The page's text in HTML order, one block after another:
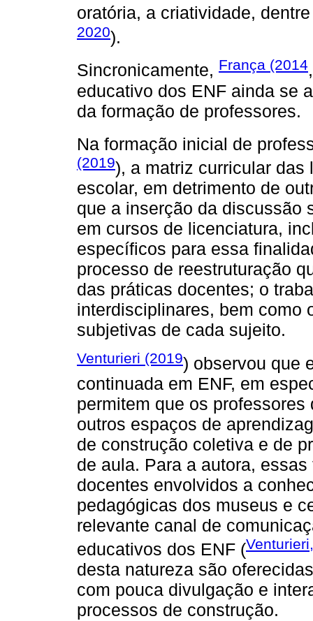
oratória, a criatividade,
2020).
Sincronicamente, França (2014
educativo dos ENF ainda se
da formação de professores.
Na formação inicial de
(2019), a matriz curricular
escolar, em detrimento de
que a inserção da discussão
em cursos de licenciatura,
específicos para essa
processo de reestruturação
das práticas docentes; o
interdisciplinares, bem como
subjetivas de cada sujeito.
Venturieri (2019) observou que
continuada em ENF, em
permitem que os
outros espaços de
de construção coletiva e de
de aula. Para a autora,
docentes envolvidos a
pedagógicas dos museus e
relevante canal de
educativos dos ENF (
desta natureza são
com pouca divulgação e
processos de construção.